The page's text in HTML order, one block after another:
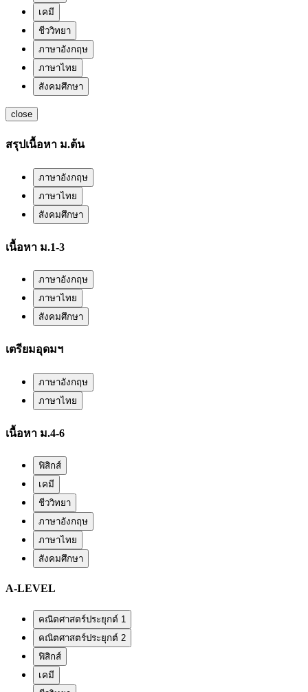
เคมี
ชีววิทยา
ภาษาอังกฤษ
ภาษาไทย
สังคมศึกษา
close
สรุปเนื้อหา ม.ต้น
ภาษาอังกฤษ
ภาษาไทย
สังคมศึกษา
เนื้อหา ม.1-3
ภาษาอังกฤษ
ภาษาไทย
สังคมศึกษา
เตรียมอุดมฯ
ภาษาอังกฤษ
ภาษาไทย
เนื้อหา ม.4-6
ฟิสิกส์
เคมี
ชีววิทยา
ภาษาอังกฤษ
ภาษาไทย
สังคมศึกษา
A-LEVEL
คณิตศาสตร์ประยุกต์ 1
คณิตศาสตร์ประยุกต์ 2
ฟิสิกส์
เคมี